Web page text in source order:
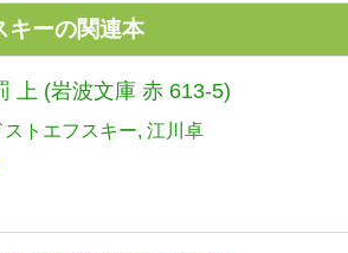
キーの関連本
上 (岩波文庫 赤 613-5)
ストエフスキー 江川卓